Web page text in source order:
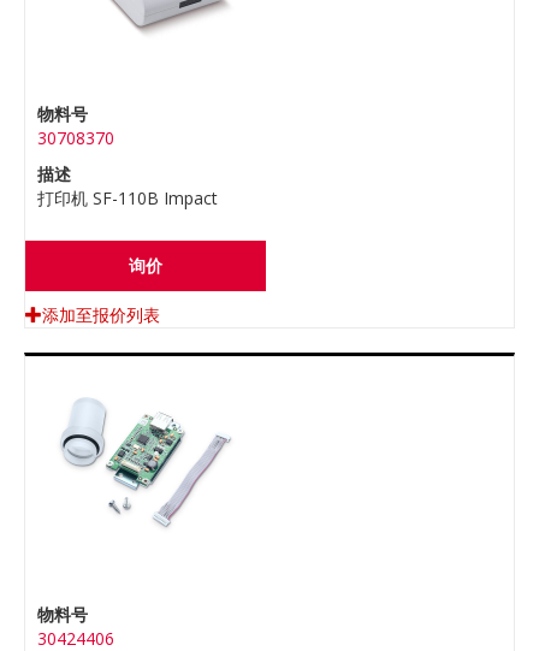
物料号
30708370
描述
打印机 SF-110B Impact
询价
添加至报价列表
物料号
30424406